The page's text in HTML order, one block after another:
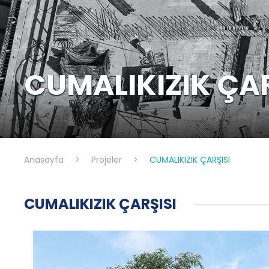
CUMALIKIZIK
Anasayfa > Projeler > CUMALIKIZIK ÇARŞISI
CUMALIKIZIK ÇARŞISI